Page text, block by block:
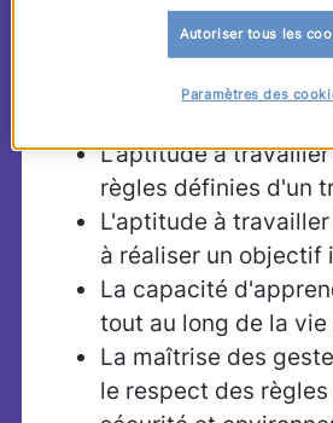
mathématique ;
L'utilisation des
de l'information et de
L'aptitude à
règles définies d'un
L'aptitude à
à réaliser un objectif
La capacité
tout au long de la vie
La maîtrise des
le respect des
Autoriser tous les
Paramètres des